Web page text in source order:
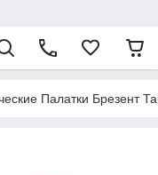
Палатки Брезент